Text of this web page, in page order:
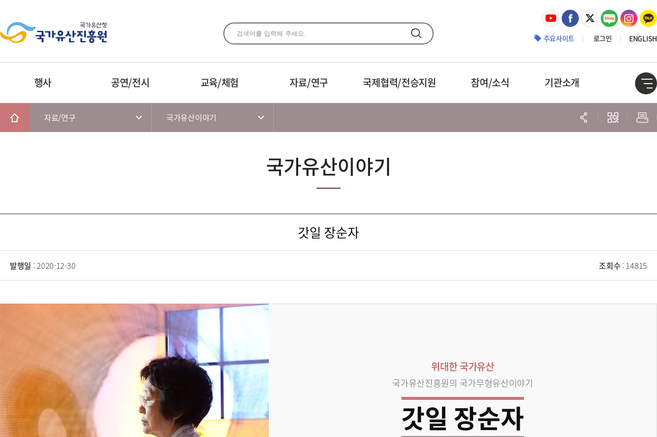
주요사이트 로그인 ENGLISH
행사 공연/전시 교육/체험 자료/연구 국제협력/전승지원 참여/소식 기관소개
자료/연구 국가유산이야기
국가유산이야기
갓일 장순자
발행일 : 2020-12-30 조회수 : 14815
위대한 국가유산
국가유산진흥원의 국가무형유산이야기
갓일 장순자